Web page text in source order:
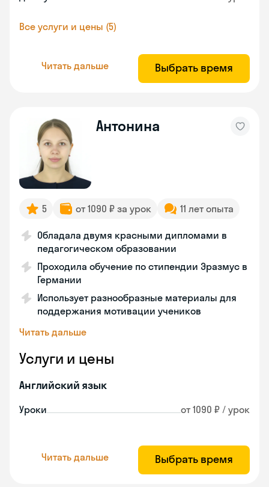
Все услуги и цены (5)
Читать дальше Выбрать время
Антонина
5 от 1090 ₽ за урок 11 лет опыта
Обладала двумя красными дипломами в
педагогическом образовании
Проходила обучение по стипендии Эразмус в
Германии
Использует разнообразные материалы для
поддержания мотивации учеников
Читать дальше
Услуги и цены
Английский язык
Уроки от 1090 ₽ / урок
Читать дальше Выбрать время